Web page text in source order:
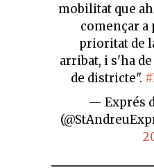
mobilitat que
començar a
prioritat de
arribat, i s'ha
de districte".
— Exprés